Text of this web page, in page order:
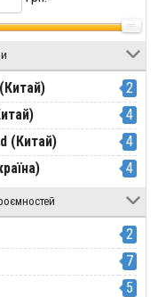
2
4
(Китай)
4
4
2
7
5